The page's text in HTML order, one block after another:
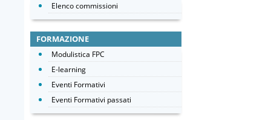
Elenco commissioni
FORMAZIONE
Modulistica FPC
E-learning
Eventi Formativi
Eventi Formativi passati